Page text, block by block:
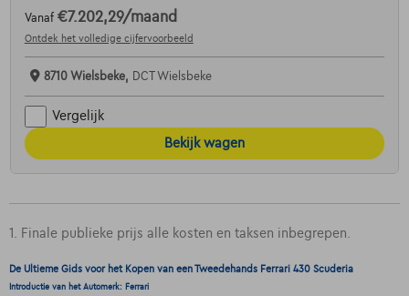
Vanaf €7.202,29/maand
Ontdek het volledige cijfervoorbeeld
8710 Wielsbeke, DCT Wielsbeke
Vergelijk
Bekijk wagen
1. Finale publieke prijs alle kosten en taksen inbegrepen.
De Ultieme Gids voor het Kopen van een Tweedehands Ferrari 430 Scuderia
Introductie van het Automerk: Ferrari